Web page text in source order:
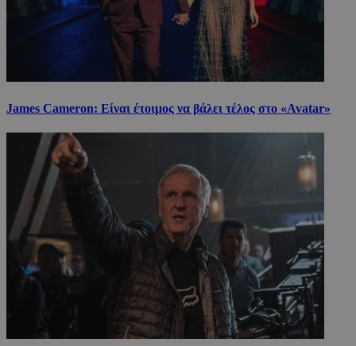
James Cameron: Είναι έτοιμος να βάλει τέλος στο «Avatar»